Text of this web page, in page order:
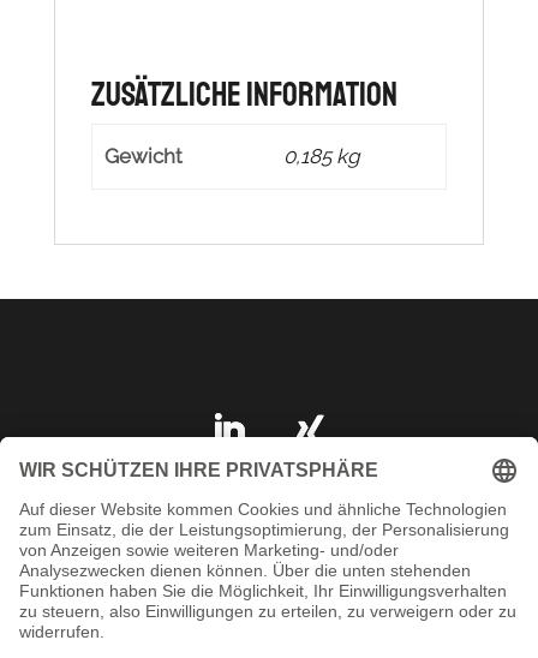
Zusätzliche Information
Gewicht 0,185 kg
IMPRESSUM
DATENSCHUTZ
AGB